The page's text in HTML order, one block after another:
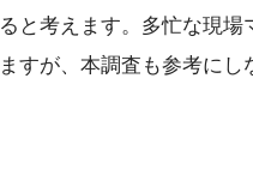
と考えます。多忙な現
すが、本調査も参考に